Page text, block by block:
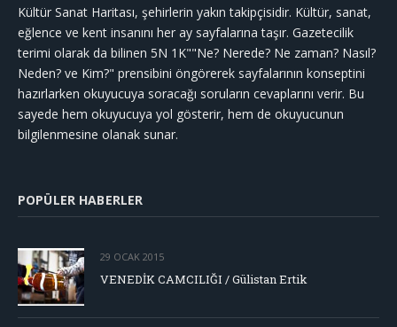
Kültür Sanat Haritası, şehirlerin yakın takipçisidir. Kültür, sanat,
eğlence ve kent insanını her ay sayfalarına taşır. Gazetecilik
terimi olarak da bilinen 5N 1K""Ne? Nerede? Ne zaman? Nasıl?
Neden? ve Kim?" prensibini öngörerek sayfalarının konseptini
hazırlarken okuyucuya soracağı soruların cevaplarını verir. Bu
sayede hem okuyucuya yol gösterir, hem de okuyucunun
bilgilenmesine olanak sunar.
POPÜLER HABERLER
29 OCAK 2015
VENEDİK CAMCILIĞI / Gülistan Ertik